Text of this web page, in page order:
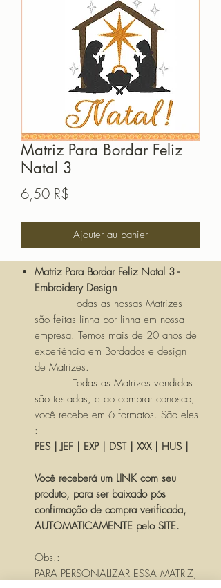
Matriz Para Bordar Feliz
Natal 3
6,50 R$
Ajouter au panier
Matriz Para Bordar Feliz Natal 3 -
Embroidery Design
Todas as nossas Matrizes
são feitas linha por linha em nossa
empresa. Temos mais de 20 anos de
experiência em Bordados e design
de Matrizes.
Todas as Matrizes vendidas
são testadas, e ao comprar conosco,
você recebe em 6 formatos. São eles
:
PES | JEF | EXP | DST | XXX | HUS |
Você receberá um LINK com seu
produto, para ser baixado pós
confirmação de compra verificada,
AUTOMATICAMENTE pelo SITE.
Obs.:
PARA PERSONALIZAR ESSA MATRIZ,